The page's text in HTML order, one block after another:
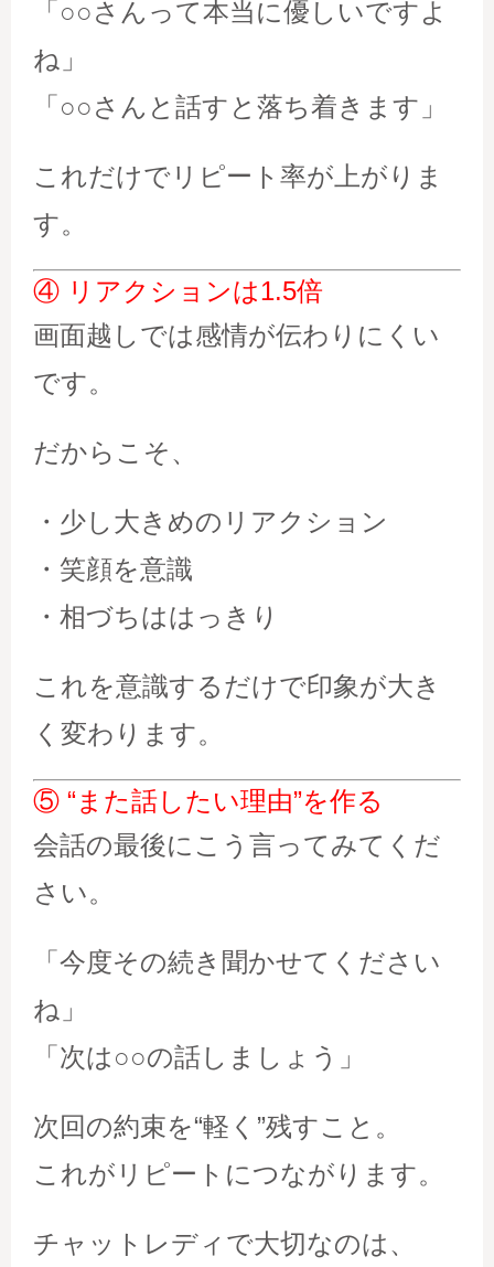
「○○さんって本当に優しいですよ
ね」
「○○さんと話すと落ち着きます」
これだけでリピート率が上がりま
す。
④ リアクションは1.5倍
画面越しでは感情が伝わりにくい
です。
だからこそ、
・少し大きめのリアクション
・笑顔を意識
・相づちははっきり
これを意識するだけで印象が大き
く変わります。
⑤ “また話したい理由”を作る
会話の最後にこう言ってみてくだ
さい。
「今度その続き聞かせてください
ね」
「次は○○の話しましょう」
次回の約束を“軽く”残すこと。
これがリピートにつながります。
チャットレディで大切なのは、